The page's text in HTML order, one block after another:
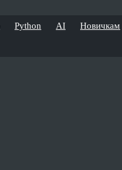
Python AI Новичкам